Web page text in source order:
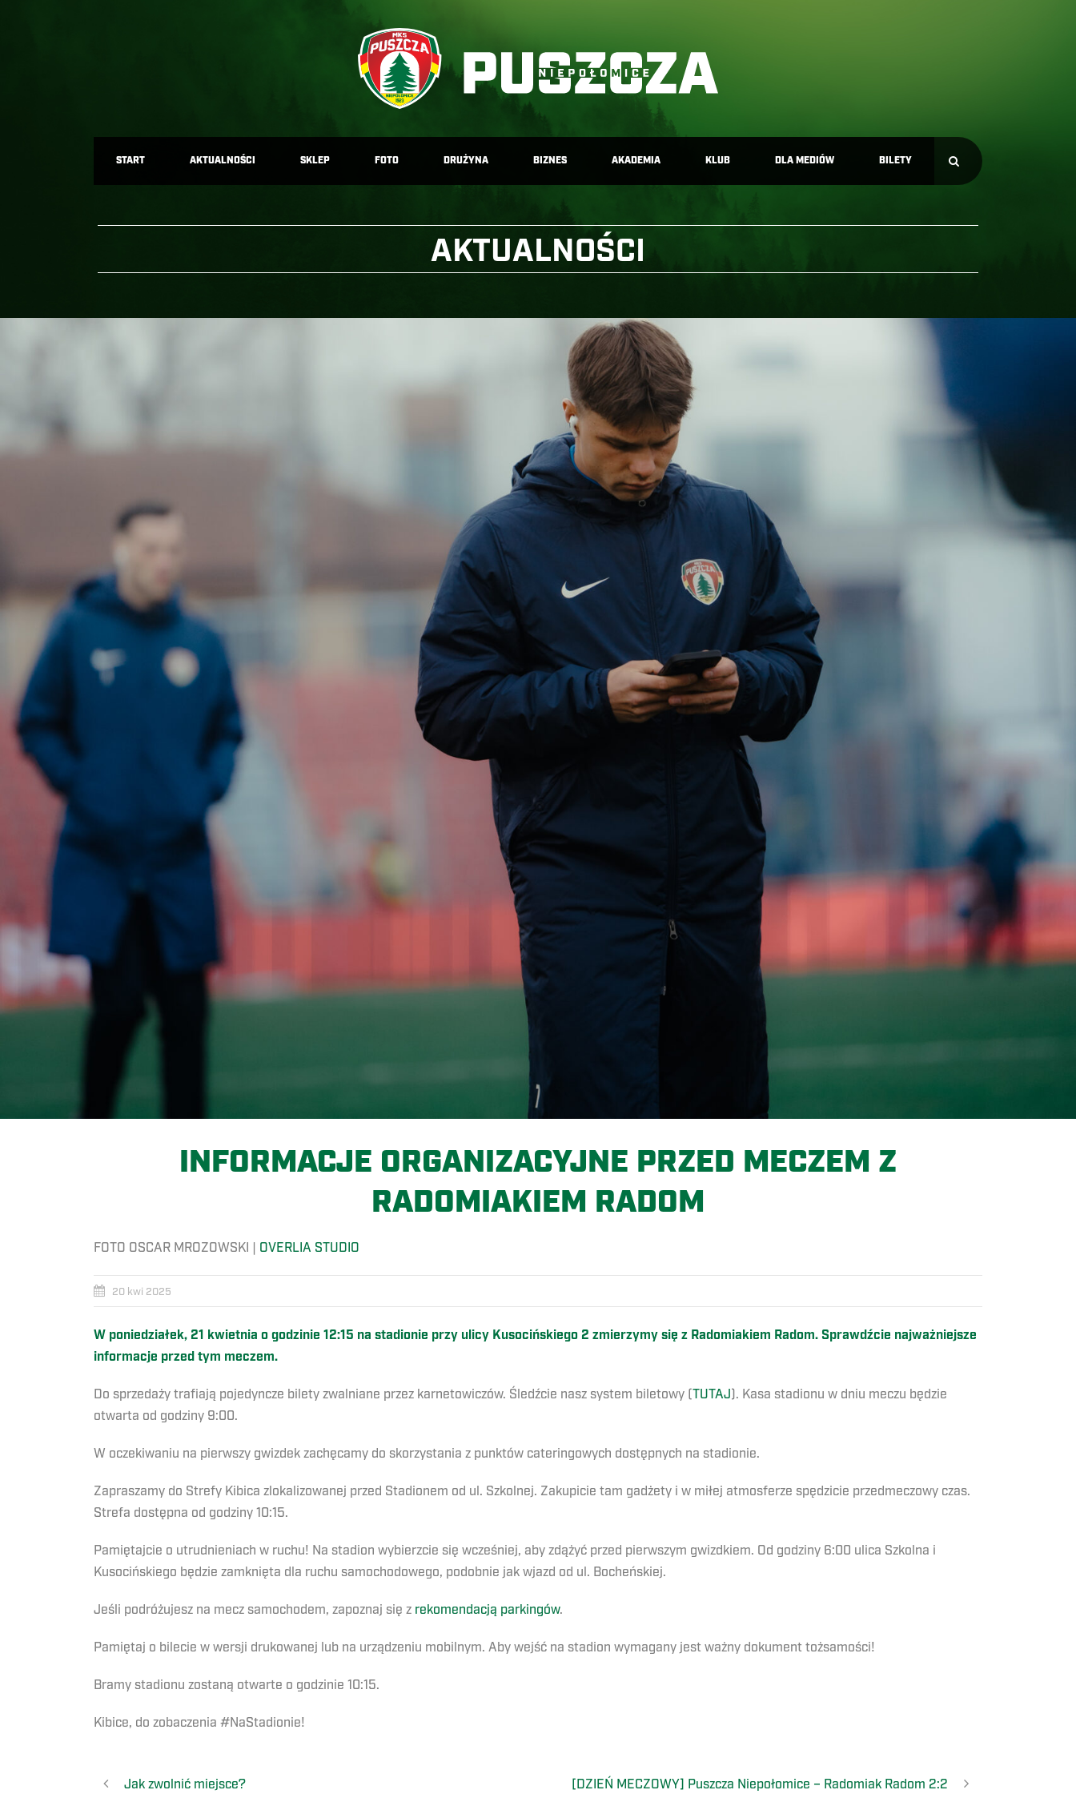
START AKTUALNOŚCI SKLEP FOTO DRUŻYNA BIZNES AKADEMIA KLUB DLA MEDIÓW BILETY
AKTUALNOŚCI
INFORMACJE ORGANIZACYJNE PRZED MECZEM Z
RADOMIAKIEM RADOM
FOTO OSCAR MROZOWSKI | OVERLIA STUDIO
20 kwi 2025
W poniedziałek, 21 kwietnia o godzinie 12:15 na stadionie przy ulicy Kusocińskiego 2 zmierzymy się z Radomiakiem Radom. Sprawdźcie najważniejsze
informacje przed tym meczem.
Do sprzedaży trafiają pojedyncze bilety zwalniane przez karnetowiczów. Śledźcie nasz system biletowy (TUTAJ). Kasa stadionu w dniu meczu będzie
otwarta od godziny 9:00.
W oczekiwaniu na pierwszy gwizdek zachęcamy do skorzystania z punktów cateringowych dostępnych na stadionie.
Zapraszamy do Strefy Kibica zlokalizowanej przed Stadionem od ul. Szkolnej. Zakupicie tam gadżety i w miłej atmosferze spędzicie przedmeczowy czas.
Strefa dostępna od godziny 10:15.
Pamiętajcie o utrudnieniach w ruchu! Na stadion wybierzcie się wcześniej, aby zdążyć przed pierwszym gwizdkiem. Od godziny 6:00 ulica Szkolna i
Kusocińskiego będzie zamknięta dla ruchu samochodowego, podobnie jak wjazd od ul. Bocheńskiej.
Jeśli podróżujesz na mecz samochodem, zapoznaj się z rekomendacją parkingów.
Pamiętaj o bilecie w wersji drukowanej lub na urządzeniu mobilnym. Aby wejść na stadion wymagany jest ważny dokument tożsamości!
Bramy stadionu zostaną otwarte o godzinie 10:15.
Kibice, do zobaczenia #NaStadionie!
Jak zwolnić miejsce? [DZIEŃ MECZOWY] Puszcza Niepołomice – Radomiak Radom 2:2